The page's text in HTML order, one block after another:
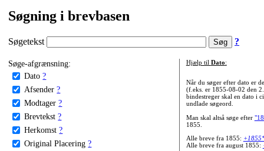
Søgning i brevbasen
Søgetekst ?
Søge-afgrænsning:
Dato ?
Afsender ?
Modtager ?
Brevtekst ?
Herkomst ?
Original Placering ?
Hjælp til Dato:
Når du søger efter dato er
(f.eks. er 1855-08-02 den
bindestreger skal en dato i
undlade søgeord.
Man skal altså søge efter
1855.
Alle breve fra 1855:
Alle breve fra august 1855: